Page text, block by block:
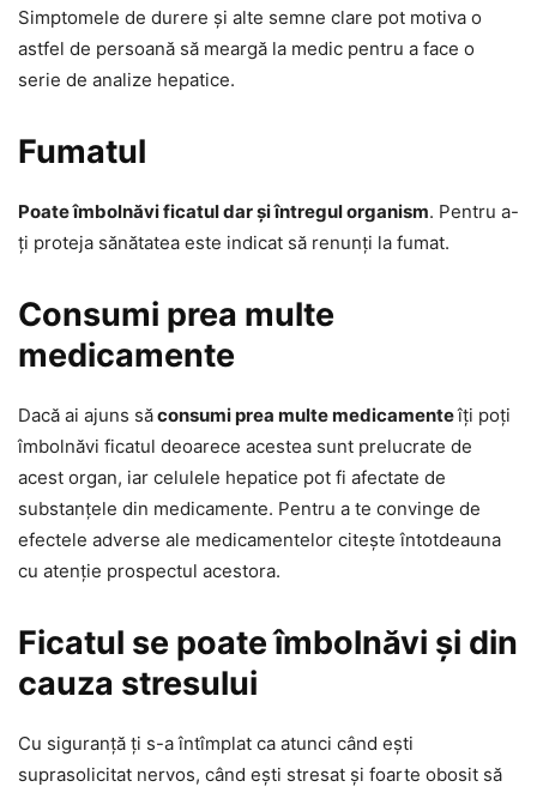
Simptomele de durere și alte semne clare pot motiva o
astfel de persoană să meargă la medic pentru a face o
serie de analize hepatice.
Fumatul
Poate îmbolnăvi ficatul dar și întregul organism. Pentru a-
ți proteja sănătatea este indicat să renunți la fumat.
Consumi prea multe
medicamente
Dacă ai ajuns săconsumi prea multe medicamenteîți poți
îmbolnăvi ficatul deoarece acestea sunt prelucrate de
acest organ, iar celulele hepatice pot fi afectate de
substanțele din medicamente. Pentru a te convinge de
efectele adverse ale medicamentelor citește întotdeauna
cu atenție prospectul acestora.
Ficatul se poate îmbolnăvi și din
cauza stresului
Cu siguranță ți s-a întîmplat ca atunci când ești
suprasolicitat nervos, când ești stresat și foarte obosit să